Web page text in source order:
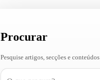
Procurar
Pesquise artigos, secções e conteúdos